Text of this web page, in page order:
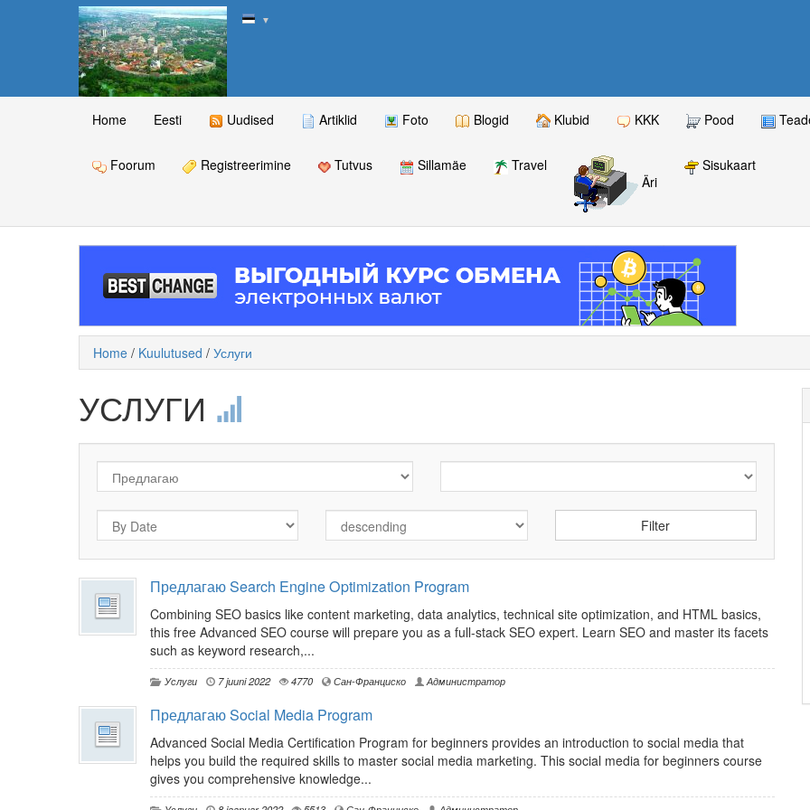
▼
Home Eesti Uudised Artiklid Foto Blogid Klubid KKK Pood
Foorum Registreerimine Tutvus Sillamäe
Travel
Äri
Sisukaart
Home / Kuulutused / Услуги
УСЛУГИ
Предлагаю Search Engine Optimization Program
Combining SEO basics like content marketing, data analytics, technical site optimization, and HTML basics,
this free Advanced SEO course will prepare you as a full-stack SEO expert. Learn SEO and master its facets
such as keyword research,...
Услуги 7 juuni 2022 4770 Сан-Франциско Администратор
Предлагаю Social Media Program
Advanced Social Media Certification Program for beginners provides an introduction to social media that
helps you build the required skills to master social media marketing. This social media for beginners course
gives you comprehensive knowledge...